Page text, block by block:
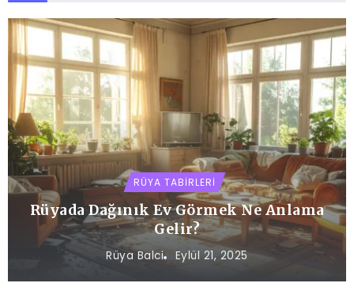
RÜYA TABIRLERI
Rüyada Dağınık Ev Görmek Ne Anlama
Gelir?
Rüya Balci Eylül 21, 2025